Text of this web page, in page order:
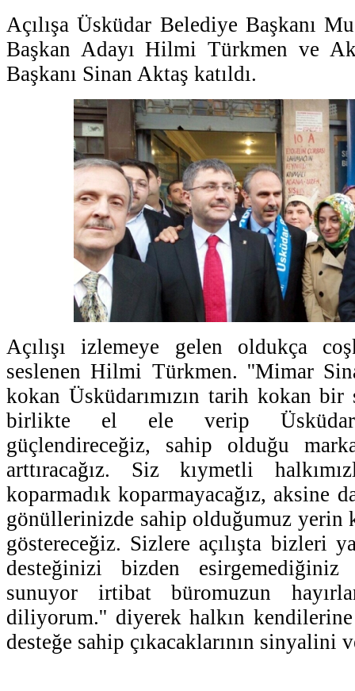
Açılışa Üsküdar Belediye Başkanı
Başkan Adayı Hilmi Türkmen ve
Başkanı Sinan Aktaş katıldı.
Açılışı izlemeye gelen oldukça
seslenen Hilmi Türkmen. ''Mimar
kokan Üsküdarımızın tarih kokan
birlikte el ele verip Üsküdar'ı
güçlendireceğiz, sahip olduğu
arttıracağız. Siz kıymetli
koparmadık koparmayacağız, aksine
gönüllerinizde sahip olduğumuz
göstereceğiz. Sizlere açılışta bizleri
desteğinizi bizden
sunuyor irtibat büromuzun
diliyorum.'' diyerek halkın
desteğe sahip çıkacaklarının sinyalini